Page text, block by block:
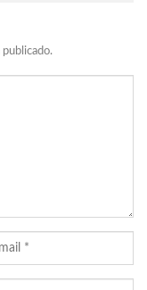
publicado.